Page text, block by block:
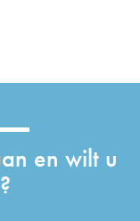
en wilt u